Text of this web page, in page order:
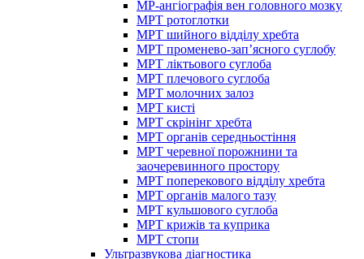
МР-ангіографія вен головного мозку
МРТ ротоглотки
МРТ шийного відділу хребта
МРТ променево-зап’ясного суглобу
МРТ ліктьового суглоба
МРТ плечового суглоба
МРТ молочних залоз
МРТ кисті
МРТ скрінінг хребта
МРТ органів середньостіння
МРТ черевної порожнини та
заочеревинного простору
МРТ поперекового відділу хребта
МРТ органів малого тазу
МРТ кульшового суглоба
МРТ крижів та куприка
МРТ стопи
Ультразвукова діагностика